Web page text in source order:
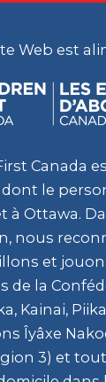
Web est
Canada
le
à Ottawa.
nous
et
de la
Kainai,
Îyâxe
3) et